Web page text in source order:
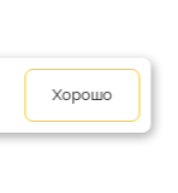
Хорошо